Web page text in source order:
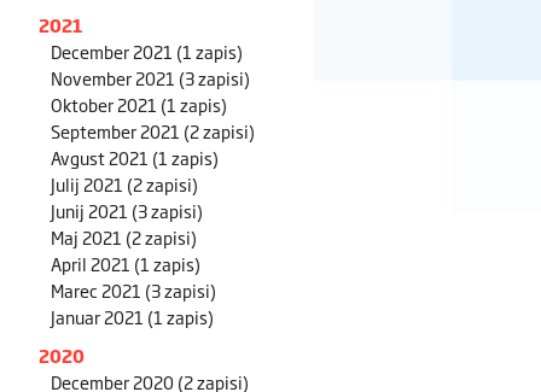
2021
December 2021 (1 zapis)
November 2021 (3 zapisi)
Oktober 2021 (1 zapis)
September 2021 (2 zapisi)
Avgust 2021 (1 zapis)
Julij 2021 (2 zapisi)
Junij 2021 (3 zapisi)
Maj 2021 (2 zapisi)
April 2021 (1 zapis)
Marec 2021 (3 zapisi)
Januar 2021 (1 zapis)
2020
December 2020(2 zapisi)